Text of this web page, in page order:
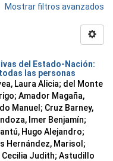
Mostrar filtros avanzados
del Estado-Nación:
las personas
Laura Alicia; del Monte
; Amador Magaña,
Manuel ; Cruz Barney,
Imer Benjamín;
Hugo Alejandro;
Hernández, Marisol ;
Judith; Astudillo